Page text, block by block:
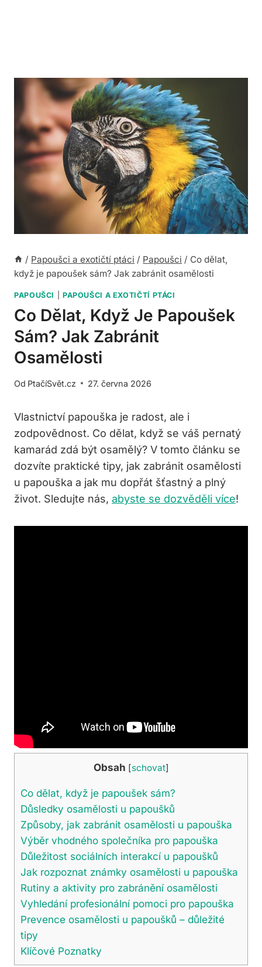
/ Papoušci a exotičtí ptáci / Papoušci / Co dělat,
když je papoušek sám? Jak zabránit osamělosti
PAPOUŠCI PAPOUŠCI A EXOTIČTÍ PTÁCI
Co Dělat, Když Je Papoušek
Sám? Jak Zabránit
Osamělosti
Od PtačíSvět.cz 27. června 2026
Vlastnictví papouška je radost, ale i
zodpovědnost. Co dělat, když se váš pernatý
kamarád zdá být osamělý? V tomto článku se
dozvíte praktické tipy, jak zabránit osamělosti
u papouška a jak mu dopřát šťastný a plný
život. Sledujte nás, abyste se dozvěděli více!
Obsah [schovat]
Co dělat, když je papoušek sám?
Důsledky osamělosti u papoušků
Způsoby, jak zabránit osamělosti u papouška
Výběr vhodného společníka pro papouška
Důležitost sociálních interakcí u papoušků
Jak rozpoznat známky osamělosti u papouška
Rutiny a aktivity pro zabránění osamělosti
Vyhledání profesionální pomoci pro papouška
Prevence osamělosti u papoušků – důležité
tipy
Klíčové Poznatky